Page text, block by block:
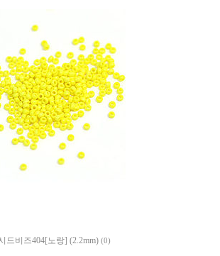
드비즈404[노랑] (2.2mm) (0)